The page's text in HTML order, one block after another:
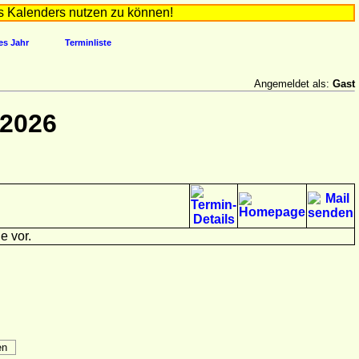
Kalenders nutzen zu können!
Jahr Terminliste
Angemeldet als: Gast
vor.